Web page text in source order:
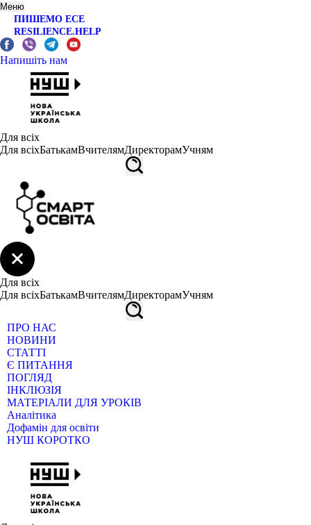
Меню
ПИШЕМО ЕСЕ
RESILIENCE.HELP
Напишіть нам
Для всіх
Для всіхБатькамВчителямДиректорамУчням
Для всіх
Для всіхБатькамВчителямДиректорамУчням
ПРО НАС
НОВИНИ
СТАТТІ
Є ПИТАННЯ
ПОГЛЯД
ІНКЛЮЗІЯ
МАТЕРІАЛИ ДЛЯ УРОКІВ
Аналітика
Дофамін для освіти
НУШ КОРОТКО